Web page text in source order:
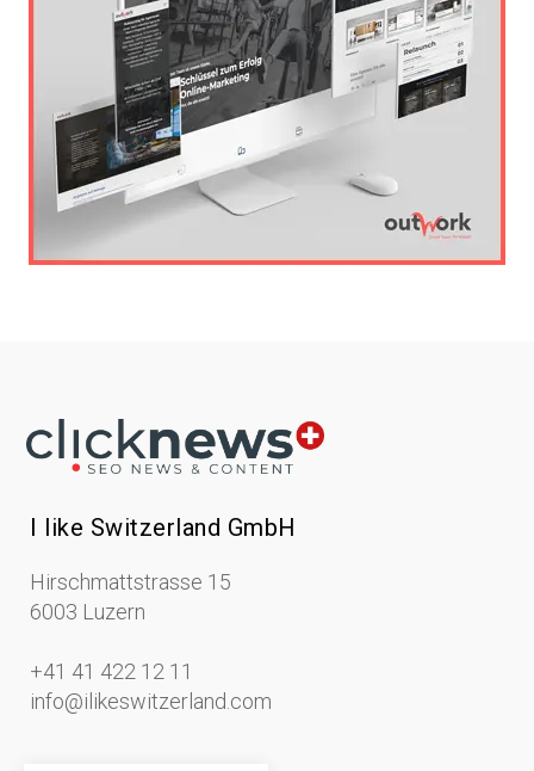
I like Switzerland GmbH
Hirschmattstrasse 15
6003 Luzern
+41 41 422 12 11
info@ilikeswitzerland.com